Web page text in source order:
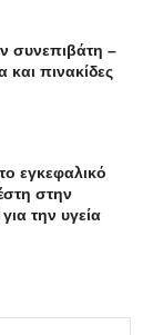
συνεπιβάτη –
πινακίδες
εγκεφαλικό
στην
την υγεία